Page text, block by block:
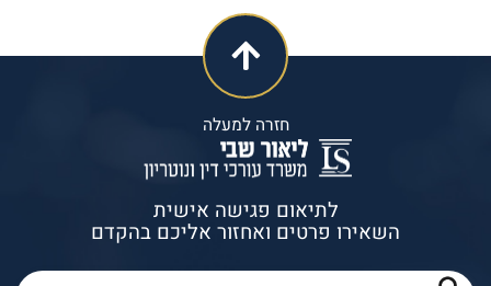
חזרה למעלה
לתיאום פגישה אישית
השאירו פרטים ואחזור אליכם בהקדם